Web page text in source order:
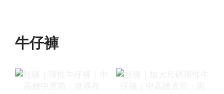
牛仔褲